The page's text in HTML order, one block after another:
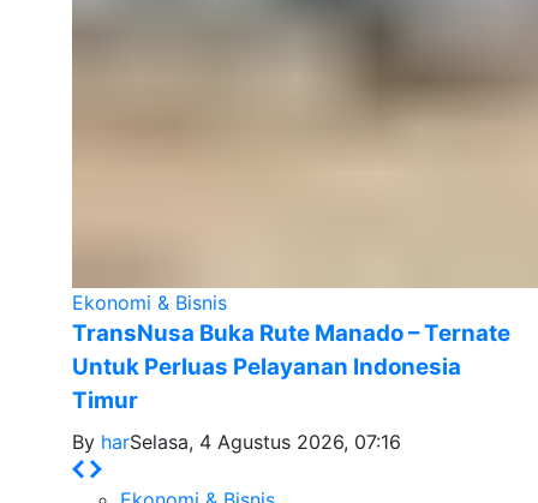
Ekonomi & Bisnis
TransNusa Buka Rute Manado – Ternate
Untuk Perluas Pelayanan Indonesia
Timur
By harSelasa, 4 Agustus 2026, 07:16